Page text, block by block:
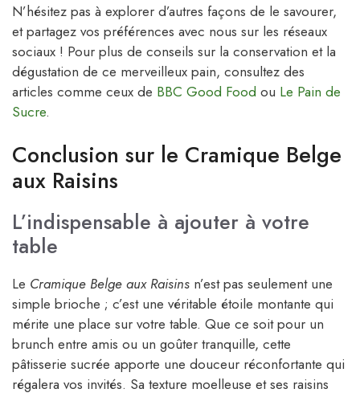
N’hésitez pas à explorer d’autres façons de le savourer,
et partagez vos préférences avec nous sur les réseaux
sociaux ! Pour plus de conseils sur la conservation et la
dégustation de ce merveilleux pain, consultez des
articles comme ceux de BBC Good Food ou Le Pain de
Sucre.
Conclusion sur le Cramique Belge
aux Raisins
L’indispensable à ajouter à votre
table
Le Cramique Belge aux Raisins n’est pas seulement une
simple brioche ; c’est une véritable étoile montante qui
mérite une place sur votre table. Que ce soit pour un
brunch entre amis ou un goûter tranquille, cette
pâtisserie sucrée apporte une douceur réconfortante qui
régalera vos invités. Sa texture moelleuse et ses raisins